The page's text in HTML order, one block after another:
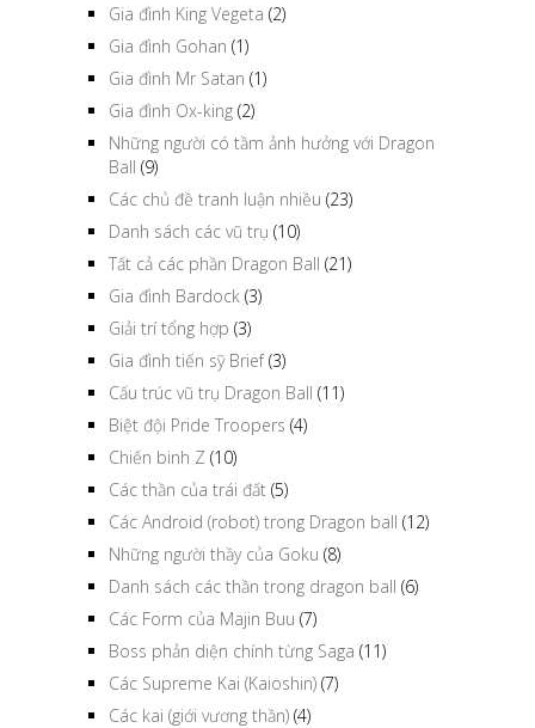
Gia đình King Vegeta (2)
Gia đình Gohan (1)
Gia đình Mr Satan (1)
Gia đình Ox-king (2)
Những người có tầm ảnh hưởng với Dragon
Ball (9)
Các chủ đề tranh luận nhiều (23)
Danh sách các vũ trụ (10)
Tất cả các phần Dragon Ball (21)
Gia đình Bardock (3)
Giải trí tổng hợp (3)
Gia đình tiến sỹ Brief(3)
Cấu trúc vũ trụ Dragon Ball (11)
Biệt đội Pride Troopers (4)
Chiến binh Z (10)
Các thần của trái đất (5)
Các Android (robot) trong Dragon ball (12)
Những người thầy của Goku (8)
Danh sách các thần trong dragon ball (6)
Các Form của Majin Buu (7)
Boss phản diện chính từng Saga (11)
Các Supreme Kai (Kaioshin) (7)
Các kai (giới vương thần) (4)